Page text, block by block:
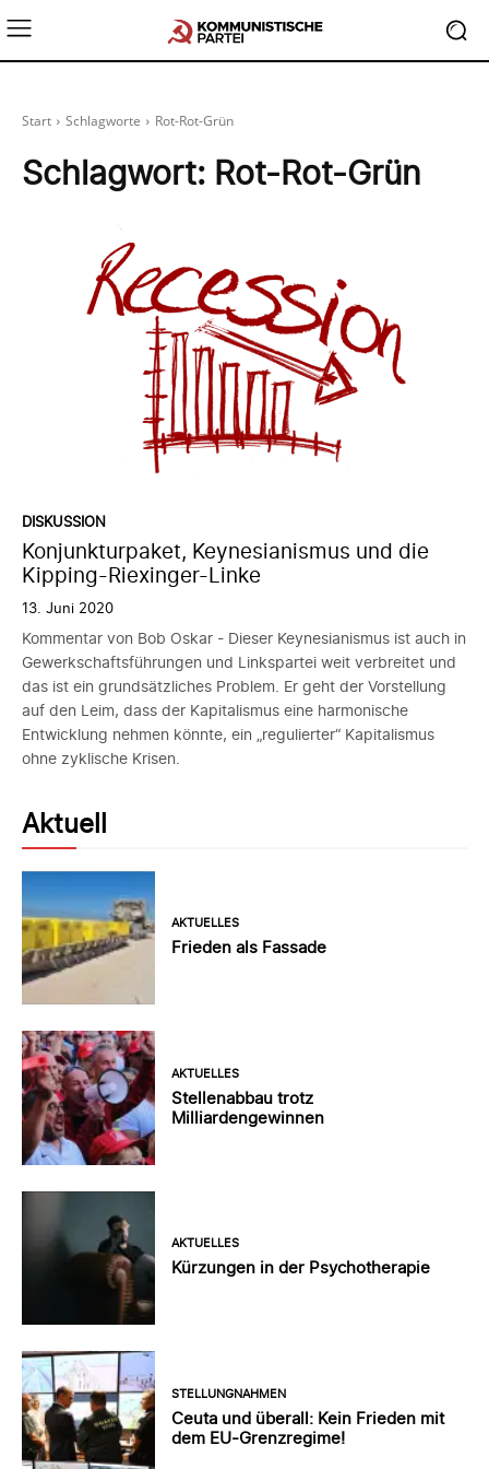
Start Schlagworte Rot-Rot-Grün
Schlagwort: Rot-Rot-Grün
DISKUSSION
Konjunkturpaket, Keynesianismus und die
Kipping-Riexinger-Linke
13. Juni 2020
Kommentar von Bob Oskar - Dieser Keynesianismus ist auch in
Gewerkschaftsführungen und Linkspartei weit verbreitet und
das ist ein grundsätzliches Problem. Er geht der Vorstellung
auf den Leim, dass der Kapitalismus eine harmonische
Entwicklung nehmen könnte, ein „regulierter“ Kapitalismus
ohne zyklische Krisen.
Aktuell
AKTUELLES
Frieden als Fassade
AKTUELLES
Stellenabbau trotz
Milliardengewinnen
AKTUELLES
Kürzungen in der Psychotherapie
STELLUNGNAHMEN
Ceuta und überall: Kein Frieden mit
dem EU-Grenzregime!